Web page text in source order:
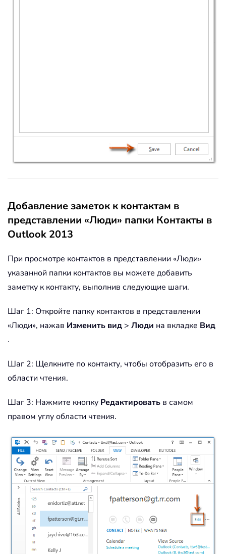
Добавление заметок к контактам в
представлении «Люди» папки Контакты в
Outlook 2013
При просмотре контактов в представлении «Люди»
указанной папки контактов вы можете добавить
заметку к контакту, выполнив следующие шаги.
Шаг 1: Откройте папку контактов в представлении
«Люди», нажав Изменить вид > Люди на вкладке Вид
.
Шаг 2: Щелкните по контакту, чтобы отобразить его в
области чтения.
Шаг 3: Нажмите кнопку Редактировать в самом
правом углу области чтения.